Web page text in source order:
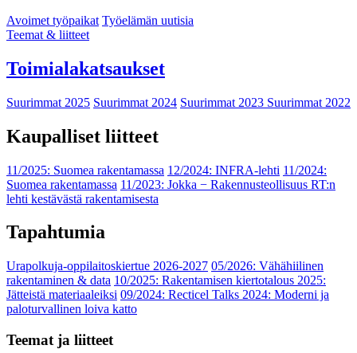
Avoimet työpaikat Työelämän uutisia
Teemat & liitteet
Toimialakatsaukset
Suurimmat 2025 Suurimmat 2024 Suurimmat 2023 Suurimmat 2022
Kaupalliset liitteet
11/2025: Suomea rakentamassa 12/2024: INFRA-lehti 11/2024:
Suomea rakentamassa 11/2023: Jokka − Rakennusteollisuus RT:n
lehti kestävästä rakentamisesta
Tapahtumia
Urapolkuja-oppilaitoskiertue 2026-2027 05/2026: Vähähiilinen
rakentaminen & data 10/2025: Rakentamisen kiertotalous 2025:
Jätteistä materiaaleiksi 09/2024: Recticel Talks 2024: Moderni ja
paloturvallinen loiva katto
Teemat ja liitteet